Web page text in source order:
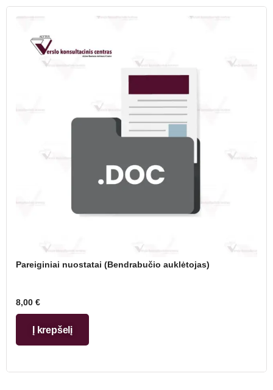
Pareiginiai nuostatai (Bendrabučio auklėtojas)
8,00 €
Į krepšelį